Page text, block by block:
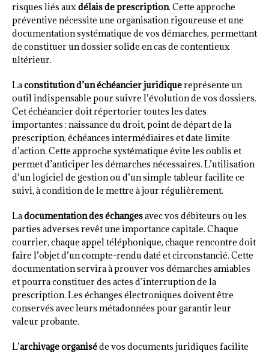
risques liés auxdélais de prescription. Cette approche
préventive nécessite une organisation rigoureuse et une
documentation systématique de vos démarches, permettant
de constituer un dossier solide en cas de contentieux
ultérieur.
Laconstitution d’un échéancier juridiquereprésente un
outil indispensable pour suivre l’évolution de vos dossiers.
Cet échéancier doit répertorier toutes les dates
importantes : naissance du droit, point de départ de la
prescription, échéances intermédiaires et date limite
d’action. Cette approche systématique évite les oublis et
permet d’anticiper les démarches nécessaires. L’utilisation
d’un logiciel de gestion ou d’un simple tableur facilite ce
suivi, à condition de le mettre à jour régulièrement.
Ladocumentation des échangesavec vos débiteurs ou les
parties adverses revêt une importance capitale. Chaque
courrier, chaque appel téléphonique, chaque rencontre doit
faire l’objet d’un compte-rendu daté et circonstancié. Cette
documentation servira à prouver vos démarches amiables
et pourra constituer des actes d’interruption de la
prescription. Les échanges électroniques doivent être
conservés avec leurs métadonnées pour garantir leur
valeur probante.
L’archivage organiséde vos documents juridiques facilite